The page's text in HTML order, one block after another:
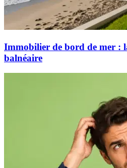
Immobilier de bord de mer :
balnéaire